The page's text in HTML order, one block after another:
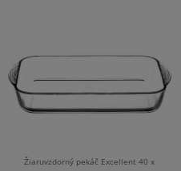
Žiaruvzdorný pekáč Excellent 40 x